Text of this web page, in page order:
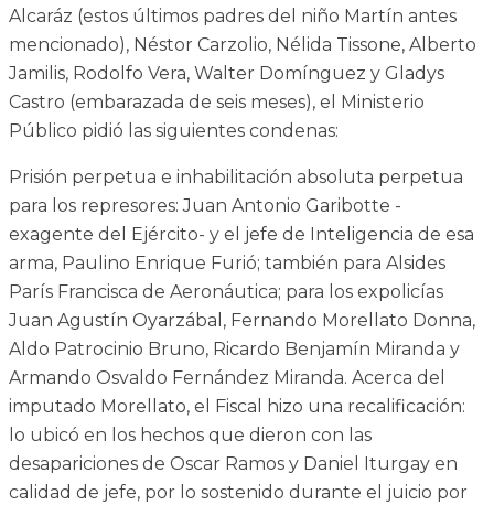
Alcaráz (estos últimos padres del niño Martín antes
mencionado), Néstor Carzolio, Nélida Tissone, Alberto
Jamilis, Rodolfo Vera, Walter Domínguez y Gladys
Castro (embarazada de seis meses), el Ministerio
Público pidió las siguientes condenas:
Prisión perpetua e inhabilitación absoluta perpetua
para los represores: Juan Antonio Garibotte -
exagente del Ejército- y el jefe de Inteligencia de esa
arma, Paulino Enrique Furió; también para Alsides
París Francisca de Aeronáutica; para los expolicías
Juan Agustín Oyarzábal, Fernando Morellato Donna,
Aldo Patrocinio Bruno, Ricardo Benjamín Miranda y
Armando Osvaldo Fernández Miranda. Acerca del
imputado Morellato, el Fiscal hizo una recalificación:
lo ubicó en los hechos que dieron con las
desapariciones de Oscar Ramos y Daniel Iturgay en
calidad de jefe, por lo sostenido durante el juicio por